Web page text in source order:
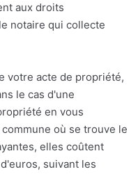
aux droits
notaire qui collecte
votre acte de propriété,
le cas d'une
en vous
où se trouve le
elles coûtent
suivant les